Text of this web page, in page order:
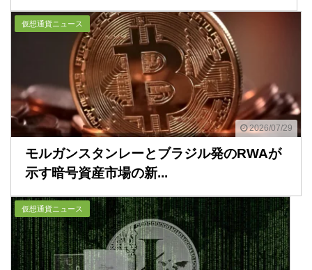
2026/07/29
仮想通貨ニュース
モルガンスタンレーとブラジル発のRWAが
示す暗号資産市場の新...
仮想通貨ニュース